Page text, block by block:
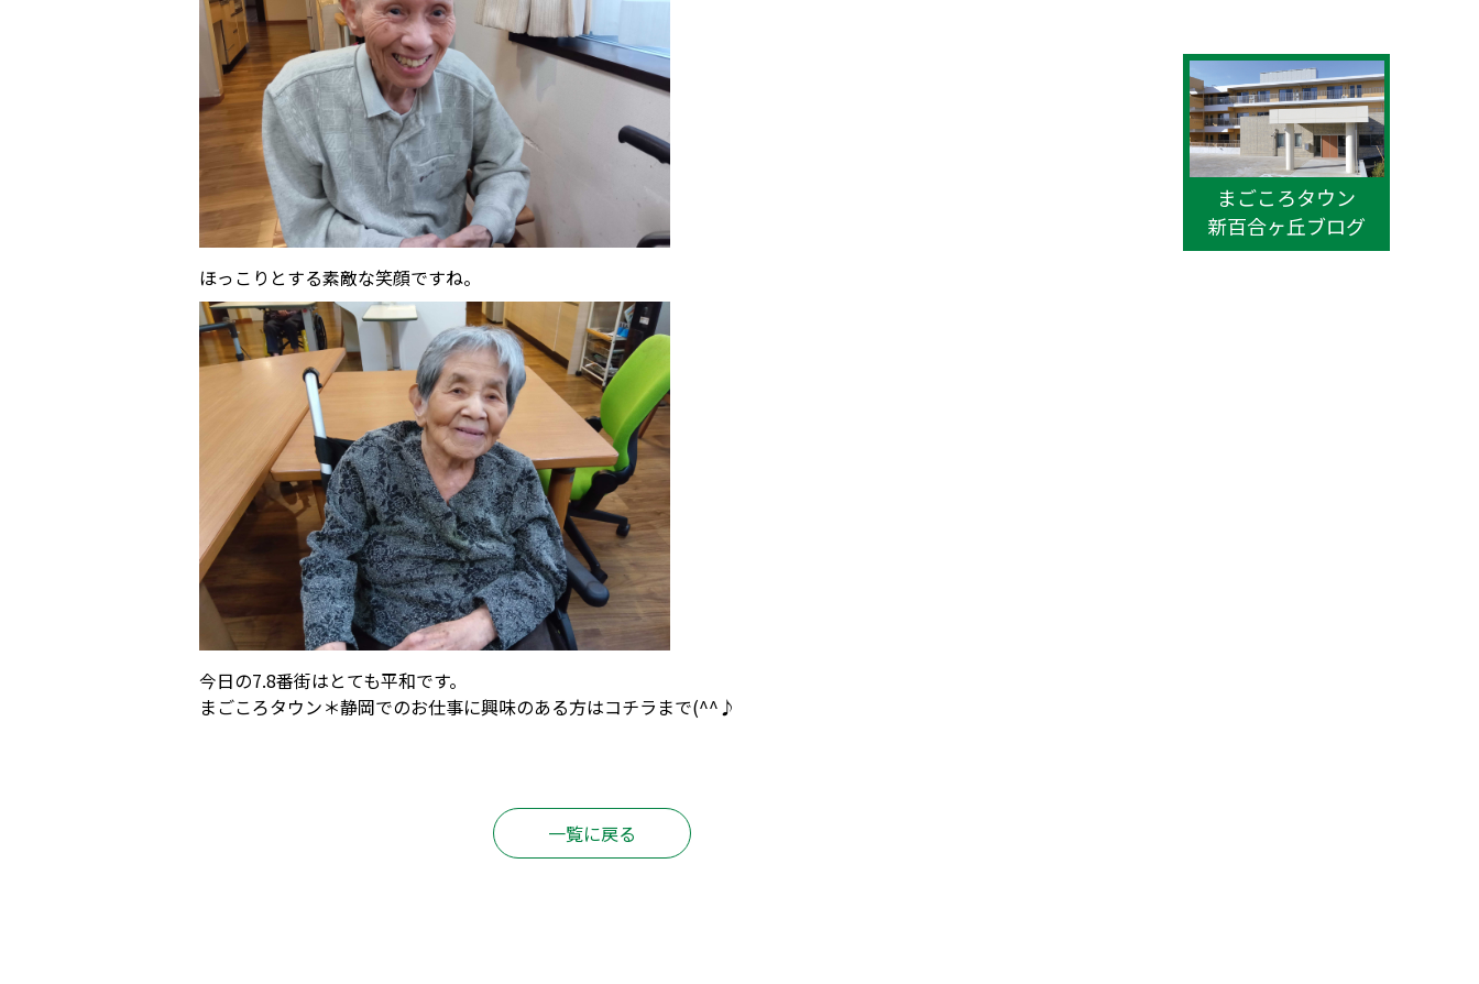
ほっこりとする素敵な笑顔ですね。
今日の7.8番街はとても平和です。
まごころタウン＊静岡でのお仕事に興味のある方はコチラ まで(^^♪
一覧に戻る
まごころタウン
新百合ヶ丘ブログ